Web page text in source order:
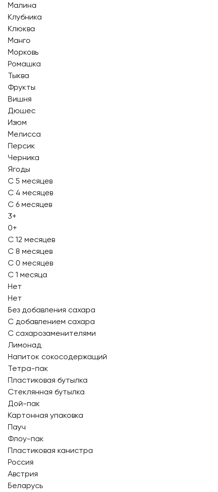
Малина
Клубника
Клюква
Манго
Морковь
Ромашка
Тыква
Фрукты
Вишня
Дюшес
Изюм
Мелисса
Персик
Черника
Ягоды
С 5 месяцев
С 4 месяцев
С 6 месяцев
3+
0+
С 12 месяцев
С 8 месяцев
С 0 месяцев
С 1 месяца
Нет
Нет
Без добавления сахара
С добавлением сахара
С сахарозаменителями
Лимонад
Напиток сокосодержащий
Тетра-пак
Пластиковая бутылка
Стеклянная бутылка
Дой-пак
Картонная упаковка
Пауч
Флоу-пак
Пластиковая канистра
Россия
Австрия
Беларусь